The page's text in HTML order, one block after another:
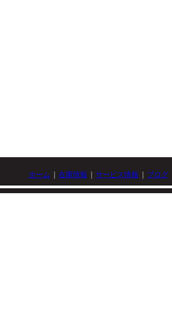
ホーム 在庫情報 サービス情報 ブログ